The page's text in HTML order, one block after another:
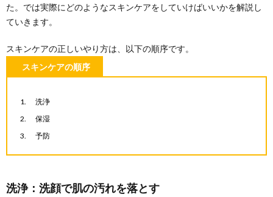
た。では実際にどのようなスキンケアをしていけばいいかを解説し
ていきます。
スキンケアの正しいやり方は、以下の順序です。
スキンケアの順序
洗浄
保湿
予防
洗浄：洗顔で肌の汚れを落とす